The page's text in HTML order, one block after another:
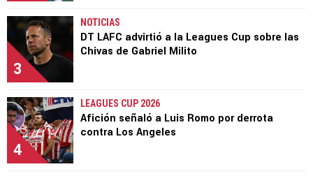
3
NOTICIAS
DT LAFC advirtió a la Leagues Cup sobre las
Chivas de Gabriel Milito
4
LEAGUES CUP 2026
Afición señaló a Luis Romo por derrota
contra Los Angeles